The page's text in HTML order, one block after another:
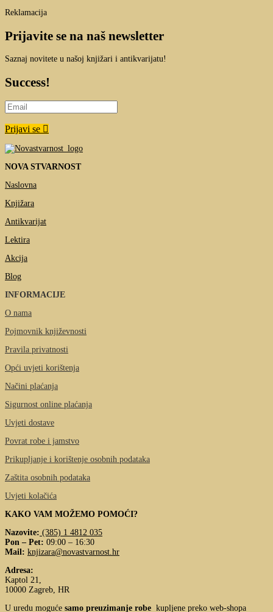
Reklamacija
Prijavite se na naš newsletter
Saznaj novitete u našoj knjižari i antikvarijatu!
Success!
Prijavi se
NOVA STVARNOST
Naslovna
Knjižara
Antikvarijat
Lektira
Akcija
Blog
INFORMACIJE
O nama
Pojmovnik književnosti
Pravila privatnosti
Opći uvjeti korištenja
Načini plaćanja
Sigurnost online plaćanja
Uvjeti dostave
Povrat robe i jamstvo
Prikupljanje i korištenje osobnih podataka
Zaštita osobnih podataka
Uvjeti kolačića
KAKO VAM MOŽEMO POMOĆI?
Nazovite: (385) 1 4812 035
Pon – Pet: 09:00 – 16:30
Mail: knjizara@novastvarnost.hr
Adresa:
Kaptol 21,
10000 Zagreb, HR
U uredu moguće samo preuzimanje robe kupljene preko web-shopa